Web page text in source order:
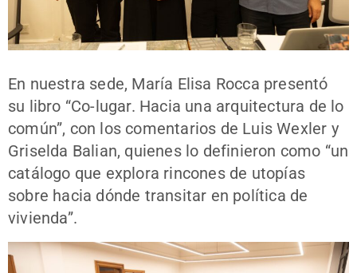
En nuestra sede, María Elisa Rocca presentó
su libro “Co-lugar. Hacia una arquitectura de lo
común”, con los comentarios de Luis Wexler y
Griselda Balian, quienes lo definieron como “un
catálogo que explora rincones de utopías
sobre hacia dónde transitar en política de
vivienda”.